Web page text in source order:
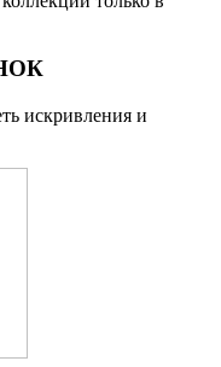
искривления и